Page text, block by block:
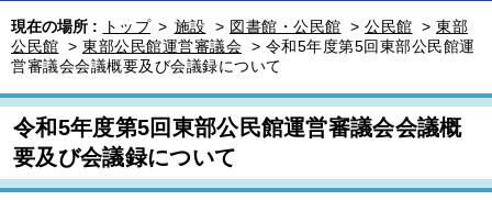
現在の場所 : トップ > 施設 > 図書館・公民館 > 公民館 > 東部
公民館 > 東部公民館運営審議会 > 令和5年度第5回東部公民館運
営審議会会議概要及び会議録について
令和5年度第5回東部公民館運営審議会会議概
要及び会議録について